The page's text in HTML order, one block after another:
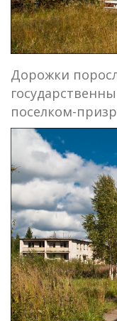
Дорожки
поселком-